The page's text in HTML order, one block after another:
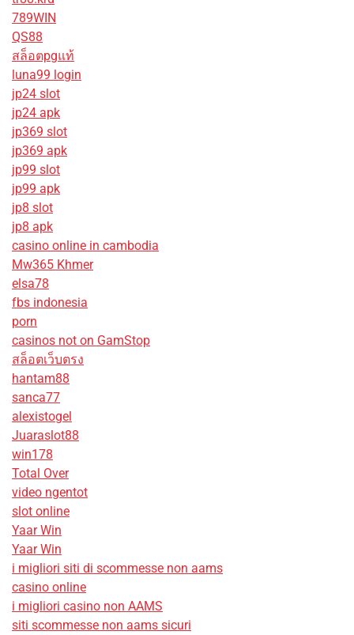
789WIN
QS88
สล็อตpgแท้
luna99 login
jp24 slot
jp24 apk
jp369 slot
jp369 apk
jp99 slot
jp99 apk
jp8 slot
jp8 apk
casino online in cambodia
Mw365 Khmer
elsa78
fbs indonesia
porn
casinos not on GamStop
สล็อตเว็บตรง
hantam88
sanca77
alexistogel
Juaraslot88
win178
Total Over
video ngentot
slot online
Yaar Win
Yaar Win
i migliori siti di scommesse non aams
casino online
i migliori casino non AAMS
siti scommesse non aams sicuri